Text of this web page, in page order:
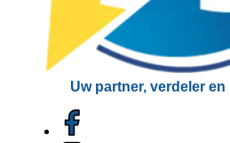
Uw partner, verdeler